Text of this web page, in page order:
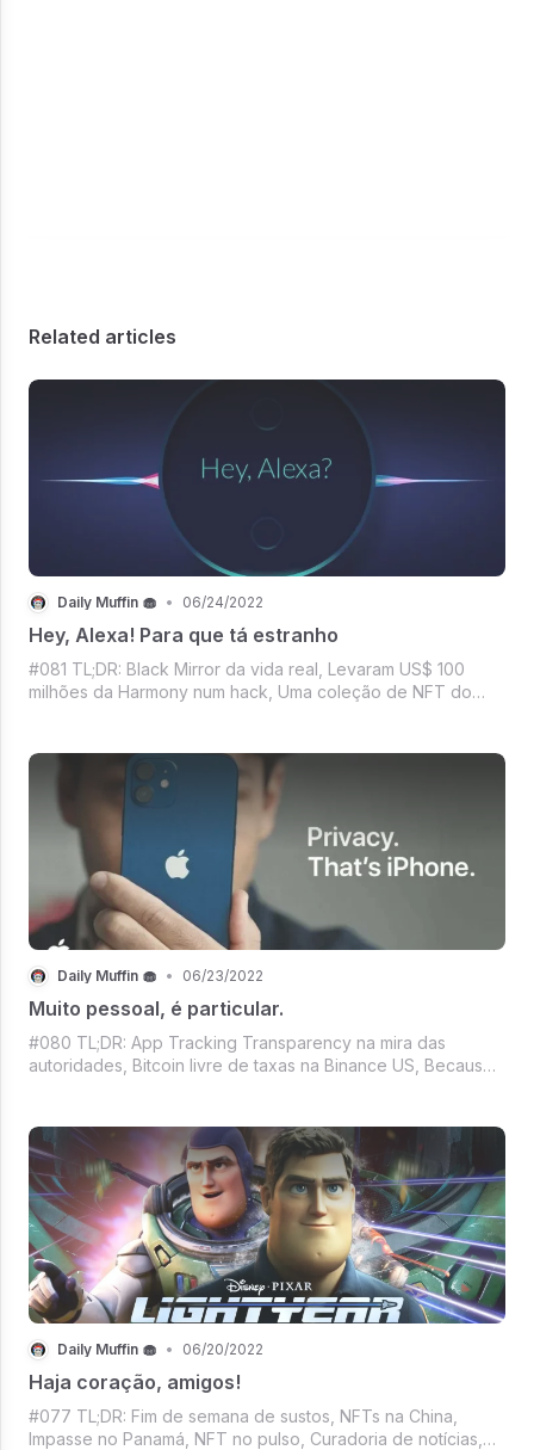
Related articles
Daily Muffin 🧁 • 06/24/2022
Hey, Alexa! Para que tá estranho
#081 TL;DR: Black Mirror da vida real, Levaram US$ 100
milhões da Harmony num hack, Uma coleção de NFT do
Mercado Crypto com disposição pra se
Daily Muffin 🧁 • 06/23/2022
Muito pessoal, é particular.
#080 TL;DR: App Tracking Transparency na mira das
autoridades, Bitcoin livre de taxas na Binance US, Because
Crypto segurando o fôlego e ma
Daily Muffin 🧁 • 06/20/2022
Haja coração, amigos!
#077 TL;DR: Fim de semana de sustos, NFTs na China,
Impasse no Panamá, NFT no pulso, Curadoria de notícias,